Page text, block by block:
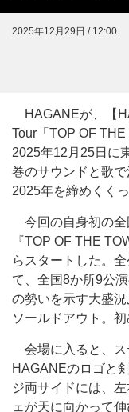
2025年12月29日 / 12:00
HAGANEが、【
Tour「TOP OF
2025年12月25日に
巻のサウンドと歌で
2025年を締めくくっ
今回の自身初の全
『TOP OF THE
らスタートした。
て、全国8か所9公
の勢いを示す大盛
ソールドアウト。
会場に入ると、ス
HAGANEのロゴと
ジ両サイドには、
ェが天に向かって